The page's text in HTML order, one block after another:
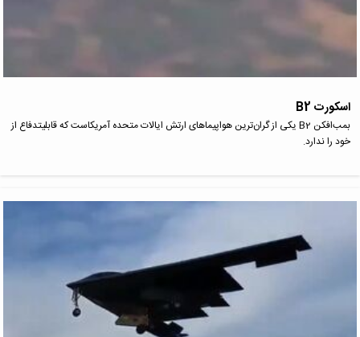
اسکورت B2
بمب‌افکن B2 یکی از گران‌ترین هواپیماهای ارتش ایالات متحده آمریکاست که قابلیتدفاع از
خود را ندارد.